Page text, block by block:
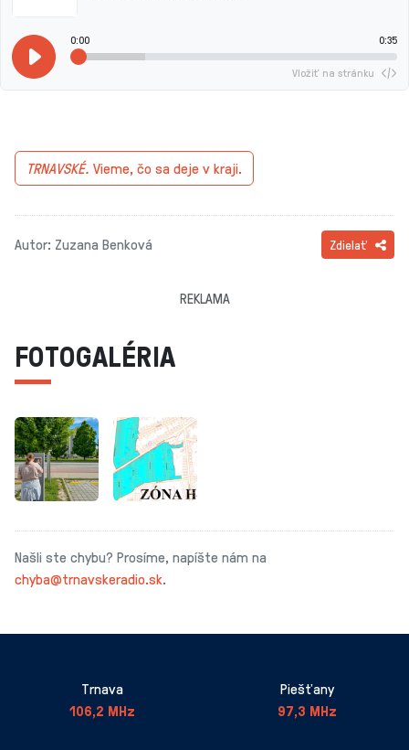
0:00 0:35
Vložiť na stránku
TRNAVSKÉ. Vieme, čo sa deje v kraji.
Autor: Zuzana Benková Zdielať
REKLAMA
FOTOGALÉRIA
Našli ste chybu? Prosíme, napíšte nám na
chyba@trnavskeradio.sk.
Trnava
106,2 MHz
Piešťany
97,3 MHz